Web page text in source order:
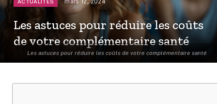
Les astuces pour réduire les coûts de votre complémentaire santé
ACTUALITÉS
Les astuces pour réduire les coûts
de votre complémentaire santé